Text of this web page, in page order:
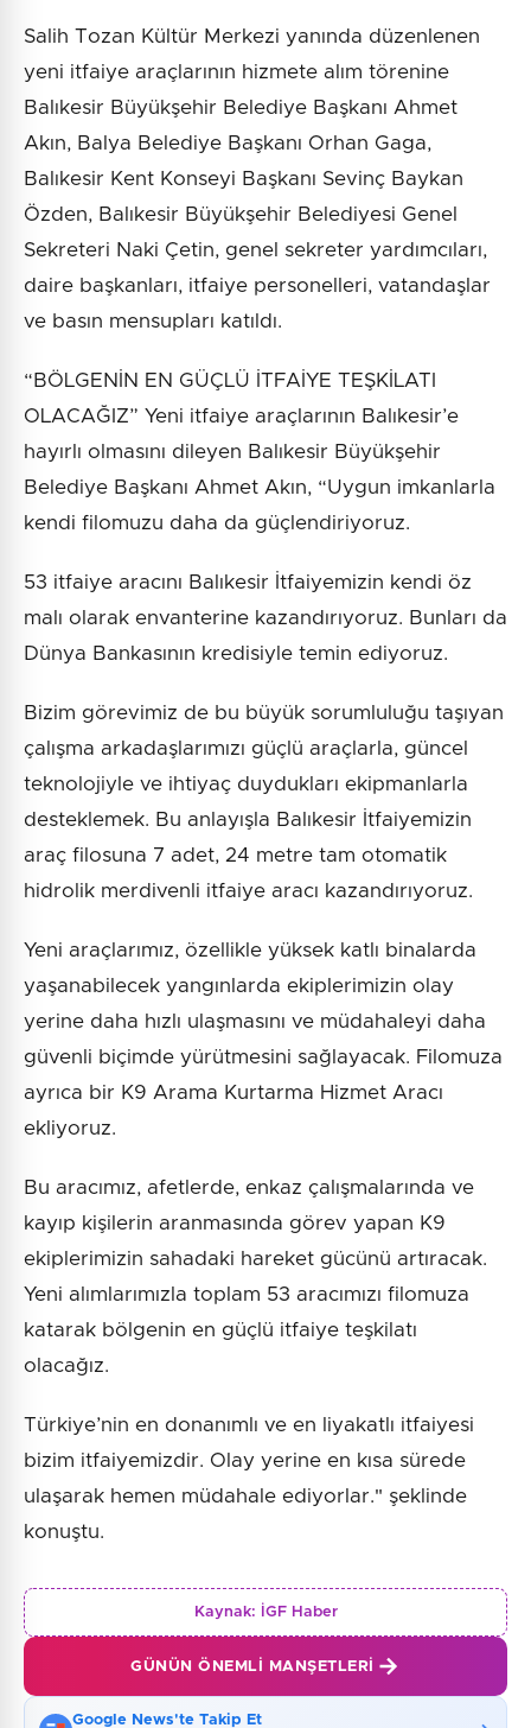
Salih Tozan Kültür Merkezi yanında düzenlenen
yeni itfaiye araçlarının hizmete alım törenine
Balıkesir Büyükşehir Belediye Başkanı Ahmet
Akın, Balya Belediye Başkanı Orhan Gaga,
Balıkesir Kent Konseyi Başkanı Sevinç Baykan
Özden, Balıkesir Büyükşehir Belediyesi Genel
Sekreteri Naki Çetin, genel sekreter yardımcıları,
daire başkanları, itfaiye personelleri, vatandaşlar
ve basın mensupları katıldı.
“BÖLGENİN EN GÜÇLÜ İTFAİYE TEŞKİLATI
OLACAĞIZ” Yeni itfaiye araçlarının Balıkesir’e
hayırlı olmasını dileyen Balıkesir Büyükşehir
Belediye Başkanı Ahmet Akın, “Uygun imkanlarla
kendi filomuzu daha da güçlendiriyoruz.
53 itfaiye aracını Balıkesir İtfaiyemizin kendi öz
malı olarak envanterine kazandırıyoruz. Bunları da
Dünya Bankasının kredisiyle temin ediyoruz.
Bizim görevimiz de bu büyük sorumluluğu taşıyan
çalışma arkadaşlarımızı güçlü araçlarla, güncel
teknolojiyle ve ihtiyaç duydukları ekipmanlarla
desteklemek. Bu anlayışla Balıkesir İtfaiyemizin
araç filosuna 7 adet, 24 metre tam otomatik
hidrolik merdivenli itfaiye aracı kazandırıyoruz.
Yeni araçlarımız, özellikle yüksek katlı binalarda
yaşanabilecek yangınlarda ekiplerimizin olay
yerine daha hızlı ulaşmasını ve müdahaleyi daha
güvenli biçimde yürütmesini sağlayacak. Filomuza
ayrıca bir K9 Arama Kurtarma Hizmet Aracı
ekliyoruz.
Bu aracımız, afetlerde, enkaz çalışmalarında ve
kayıp kişilerin aranmasında görev yapan K9
ekiplerimizin sahadaki hareket gücünü artıracak.
Yeni alımlarımızla toplam 53 aracımızı filomuza
katarak bölgenin en güçlü itfaiye teşkilatı
olacağız.
Türkiye’nin en donanımlı ve en liyakatlı itfaiyesi
bizim itfaiyemizdir. Olay yerine en kısa sürede
ulaşarak hemen müdahale ediyorlar." şeklinde
konuştu.
Kaynak: İGF Haber
GÜNÜN ÖNEMLI MANŞETLERI
Google News'te Takip Et